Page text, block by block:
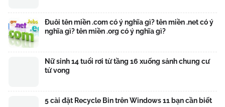
Đuôi tên miền .com có ý nghĩa gì? tên miền .net có ý
nghĩa gì? tên miền .org có ý nghĩa gì?
Nữ sinh 14 tuổi rơi từ tầng 16 xuống sảnh chung cư
tử vong
5 cài đặt Recycle Bin trên Windows 11 bạn cần biết